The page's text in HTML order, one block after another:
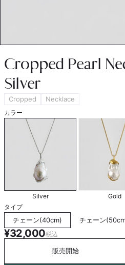
Cropped Pearl
Silver
Cropped Necklace
カラー
Silver
Gold
タイプ
チェーン(40cm) チェーン
¥32,000税込
販売開始